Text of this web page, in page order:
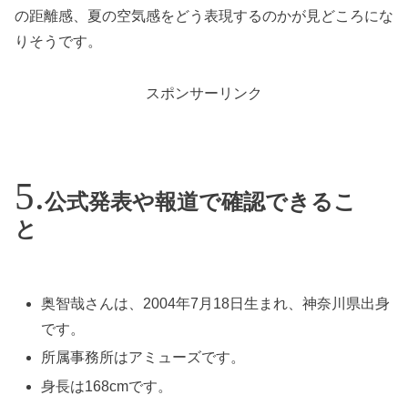
の距離感、夏の空気感をどう表現するのかが見どころにな
りそうです。
スポンサーリンク
公式発表や報道で確認できるこ
と
奥智哉さんは、2004年7月18日生まれ、神奈川県出身
です。
所属事務所はアミューズです。
身長は168cmです。